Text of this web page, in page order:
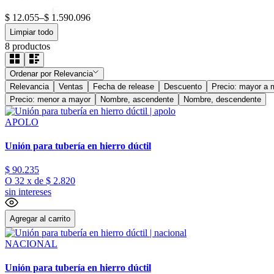
$ 12.055–$ 1.590.096
Limpiar todo
8 productos
Ordenar por Relevancia
Relevancia
Ventas Fecha de release Descuento
Precio: mayor a
Precio: menor a mayor
Nombre, ascendente Nombre, descendente
APOLO
Unión para tubería en hierro dúctil
$ 90.235
O 32 x de $ 2.820
sin intereses
Agregar al carrito
NACIONAL
Unión para tubería en hierro dúctil